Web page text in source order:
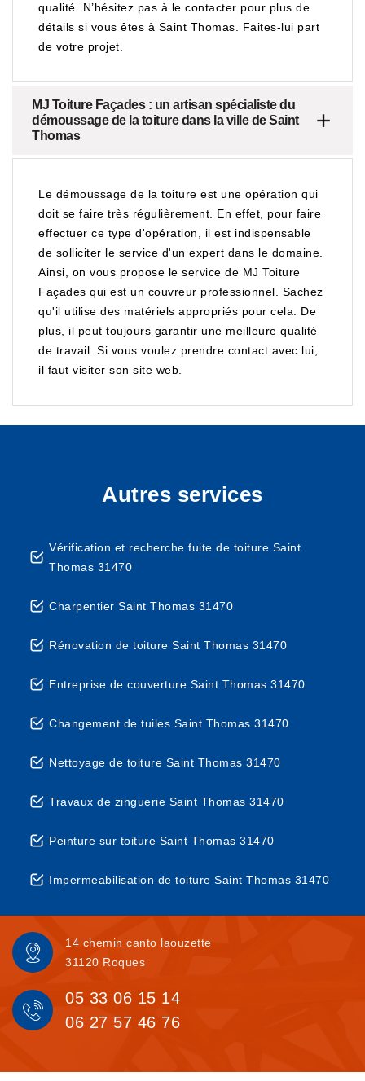
qualité. N’hésitez pas à le contacter pour plus de
détails si vous êtes à Saint Thomas. Faites-lui part
de votre projet.
MJ Toiture Façades : un artisan spécialiste du
démoussage de la toiture dans la ville de Saint
Thomas
Le démoussage de la toiture est une opération qui
doit se faire très régulièrement. En effet, pour faire
effectuer ce type d'opération, il est indispensable
de solliciter le service d'un expert dans le domaine.
Ainsi, on vous propose le service de MJ Toiture
Façades qui est un couvreur professionnel. Sachez
qu'il utilise des matériels appropriés pour cela. De
plus, il peut toujours garantir une meilleure qualité
de travail. Si vous voulez prendre contact avec lui,
il faut visiter son site web.
Autres services
Vérification et recherche fuite de toiture Saint
Thomas 31470
Charpentier Saint Thomas 31470
Rénovation de toiture Saint Thomas 31470
Entreprise de couverture Saint Thomas 31470
Changement de tuiles Saint Thomas 31470
Nettoyage de toiture Saint Thomas 31470
Travaux de zinguerie Saint Thomas 31470
Peinture sur toiture Saint Thomas 31470
Impermeabilisation de toiture Saint Thomas 31470
14 chemin canto laouzette
31120 Roques
05 33 06 15 14
06 27 57 46 76